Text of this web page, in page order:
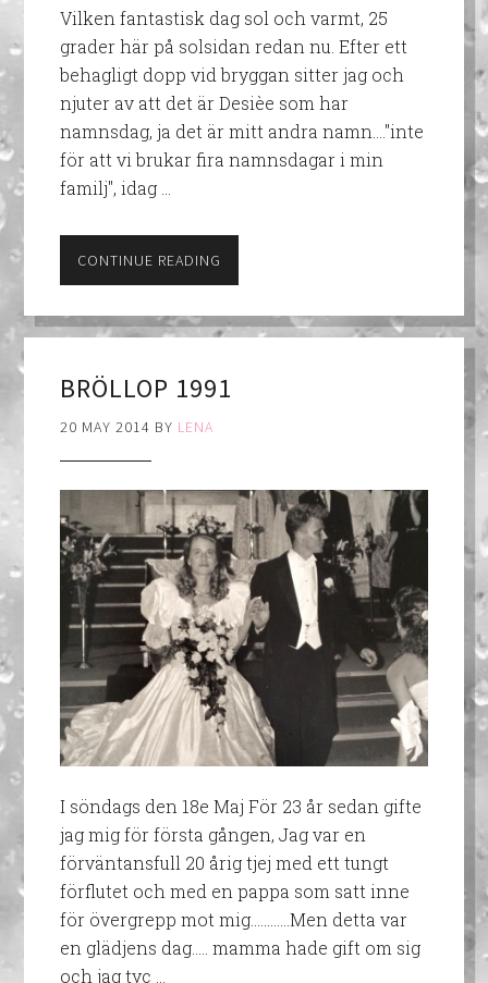
Vilken fantastisk dag sol och varmt, 25
grader här på solsidan redan nu. Efter ett
behagligt dopp vid bryggan sitter jag och
njuter av att det är Desièe som har
namnsdag, ja det är mitt andra namn…."inte
för att vi brukar fira namnsdagar i min
familj", idag …
CONTINUE READING
BRÖLLOP 1991
20 MAY 2014 BY LENA
I söndags den 18e Maj För 23 år sedan gifte
jag mig för första gången, Jag var en
förväntansfull 20 årig tjej med ett tungt
förflutet och med en pappa som satt inne
för övergrepp mot mig…………Men detta var
en glädjens dag….. mamma hade gift om sig
och jag tyc …